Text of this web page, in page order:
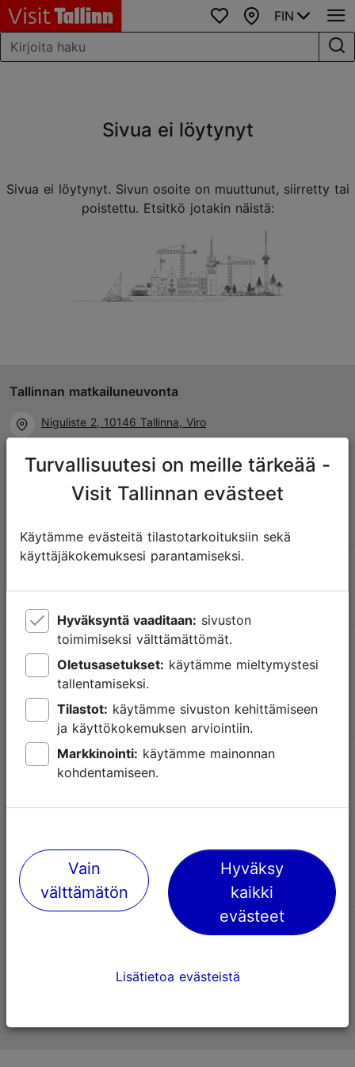
SuosikitKartta
FIN
Sivua ei löytynyt
Sivua ei löytynyt. Sivun osoite on muuttunut, siirretty tai
poistettu. Etsitkö jotakin näistä:
Tallinnan matkailuneuvonta
Niguliste 2, 10146 Tallinna, Viro
+372 645 7777
info@visittallinn.ee
Tallinnassa tapahtuu
Saa tietoa tulevista tapahtumista, uusista nähtävyyksistä,
erikoistarjouksista ja paljosta muusta.
Tuki
Ota yhteyttä
Viron virallinen matkailusivusto
Turvallisuutesi on meille tärkeää -
Visit Tallinnan evästeet
Käytämme evästeitä tilastotarkoituksiin sekä
käyttäjäkokemuksesi parantamiseksi.
Hyväksyntä vaaditaan:
toimimiseksi välttämättömät.
Oletusasetukset:
tallentamiseksi.
Tilastot:
ja käyttökokemuksen arviointiin.
Markkinointi:
kohdentamiseen.
Vain
välttämätön
Hyväksy
kaikki
evästeet
Lisätietoa evästeistä